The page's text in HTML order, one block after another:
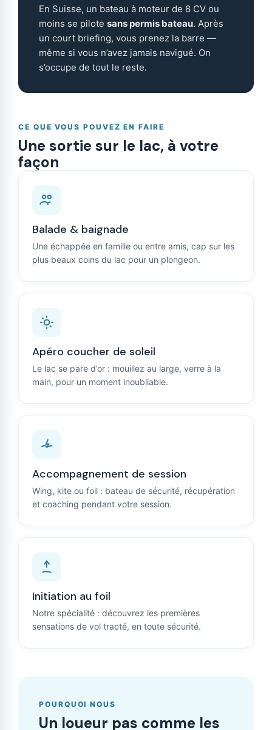
En Suisse, un bateau à moteur de 8 CV ou
moins se pilote sans permis bateau. Après
un court briefing, vous prenez la barre —
même si vous n’avez jamais navigué. On
s’occupe de tout le reste.
CE QUE VOUS POUVEZ EN FAIRE
Une sortie sur le lac, à votre
façon
Balade & baignade
Une échappée en famille ou entre amis, cap sur les
plus beaux coins du lac pour un plongeon.
Apéro coucher de soleil
Le lac se pare d’or : mouillez au large, verre à la
main, pour un moment inoubliable.
Accompagnement de session
Wing, kite ou foil : bateau de sécurité, récupération
et coaching pendant votre session.
Initiation au foil
Notre spécialité : découvrez les premières
sensations de vol tracté, en toute sécurité.
POURQUOI NOUS
Un loueur pas comme les